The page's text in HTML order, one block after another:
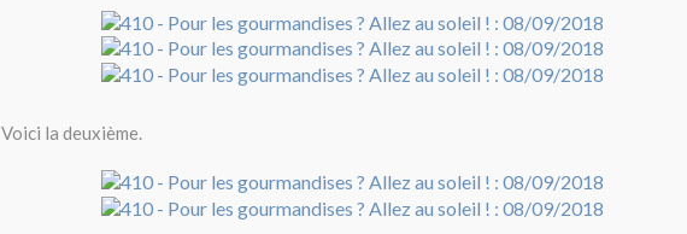
Voici la deuxième.